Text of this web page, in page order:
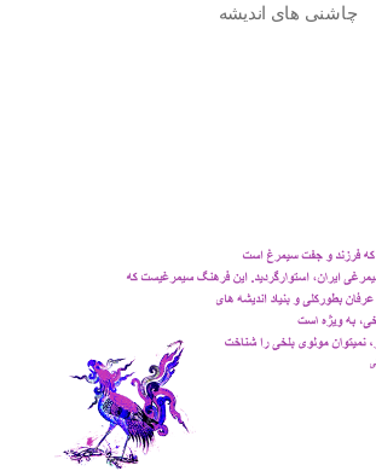
چاشنی های اندیشه